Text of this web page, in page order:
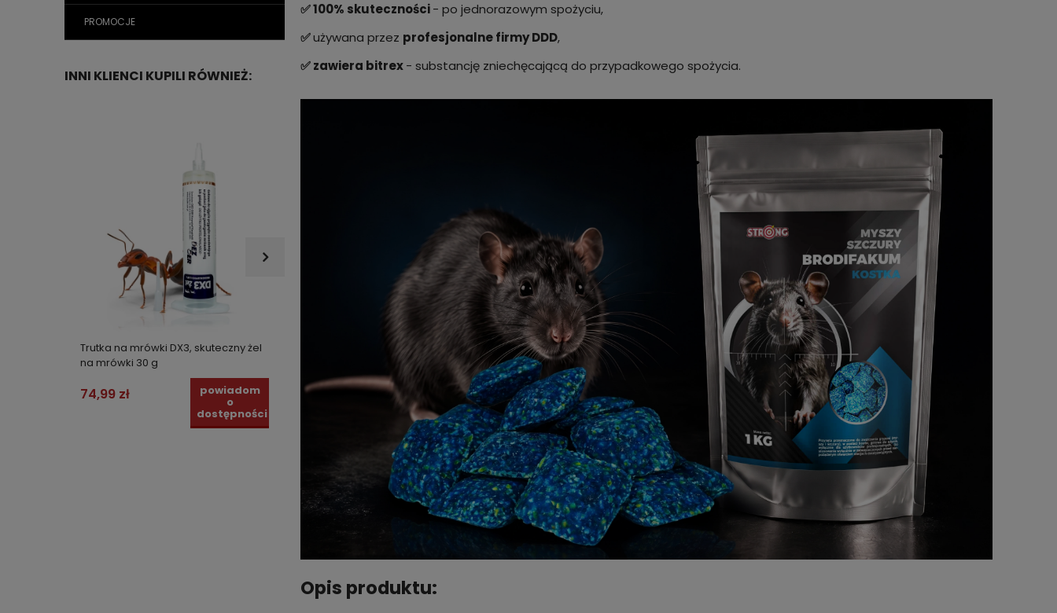
PROMOCJE
INNI KLIENCI KUPILI RÓWNIEŻ:
Trutka na mrówki DX3, skuteczny żel
na mrówki 30 g
74,99 zł powiadom
o
dostępności
Przyrząd do bezpiecznego
usuwania KLESZCZY KICK THE TICK
do koszyka
KARBID silny środek odstraszacz na
KRETY i NORNICE 1 kg
39,99 zł do koszyka
Pułapka lep na KORNIKI, SZUBAKI,
KOŁATKI, SPUSZCZELE, TROJSZYKI
PANKO L-TRAP 5 sztuk
94,99 zł do koszyka
✅ 100% skuteczności- po jednorazowym spożyciu,
✅używana przez profesjonalne firmy DDD,
✅ zawiera bitrex- substancję zniechęcającą do przypadkowego spożycia.
Opis produktu: